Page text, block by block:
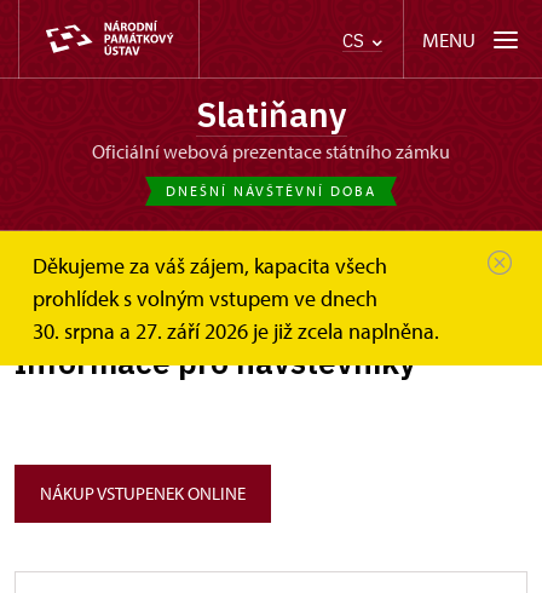
CS MENU
Slatiňany
oficiální webová prezentace státního zámku
DNEŠNÍ NÁVŠTĚVNÍ DOBA
Děkujeme za váš zájem, kapacita všech
prohlídek s volným vstupem ve dnech
30. srpna a 27. září 2026 je již zcela naplněna.
Slatiňany Informace pro návštěvníky
Informace pro návštěvníky
NÁKUP VSTUPENEK ONLINE